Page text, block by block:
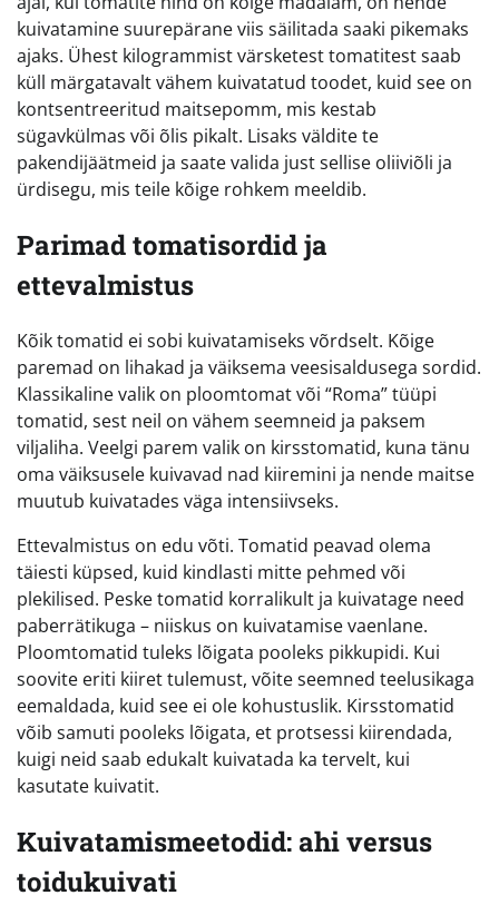
kuivatamine suurepärane viis säilitada saaki pikemaks
ajaks. Ühest kilogrammist värsketest tomatitest saab
küll märgatavalt vähem kuivatatud toodet, kuid see on
kontsentreeritud maitsepomm, mis kestab
sügavkülmas või õlis pikalt. Lisaks väldite te
pakendijäätmeid ja saate valida just sellise oliiviõli ja
ürdisegu, mis teile kõige rohkem meeldib.
Parimad tomatisordid ja
ettevalmistus
Kõik tomatid ei sobi kuivatamiseks võrdselt. Kõige
paremad on lihakad ja väiksema veesisaldusega sordid.
Klassikaline valik on ploomtomat või “Roma” tüüpi
tomatid, sest neil on vähem seemneid ja paksem
viljaliha. Veelgi parem valik on kirsstomatid, kuna tänu
oma väiksusele kuivavad nad kiiremini ja nende maitse
muutub kuivatades väga intensiivseks.
Ettevalmistus on edu võti. Tomatid peavad olema
täiesti küpsed, kuid kindlasti mitte pehmed või
plekilised. Peske tomatid korralikult ja kuivatage need
paberrätikuga – niiskus on kuivatamise vaenlane.
Ploomtomatid tuleks lõigata pooleks pikkupidi. Kui
soovite eriti kiiret tulemust, võite seemned teelusikaga
eemaldada, kuid see ei ole kohustuslik. Kirsstomatid
võib samuti pooleks lõigata, et protsessi kiirendada,
kuigi neid saab edukalt kuivatada ka tervelt, kui
kasutate kuivatit.
Kuivatamismeetodid: ahi versus
toidukuivati